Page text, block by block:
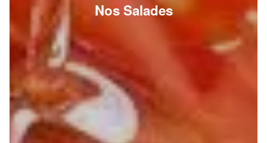
Nos Salades